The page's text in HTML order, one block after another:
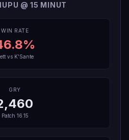
@ 15 MINUT
WIN RATE
%
vs K'Sante
GRY
Patch 16.15